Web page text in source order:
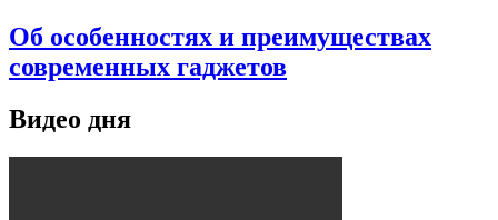
Об особенностях и преимуществах
современных гаджетов
Видео дня